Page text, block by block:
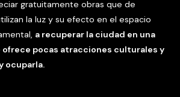
gratuitamente obras que de
la luz y su efecto en el espacio
a recuperar la ciudad en una
ofrece pocas atracciones culturales y
ocuparla.